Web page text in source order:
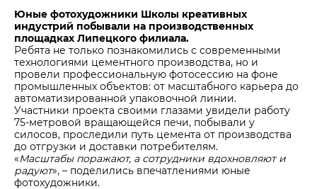
Юные фотохудожники Школы креативных
индустрий побывали на производственных
площадках Липецкого филиала.
Ребята не только познакомились с современными
технологиями цементного производства, но и
провели профессиональную фотосессию на фоне
промышленных объектов: от масштабного карьера до
автоматизированной упаковочной линии.
Участники проекта своими глазами увидели работу
75-метровой вращающейся печи, побывали у
силосов, проследили путь цемента от производства
до отгрузки и доставки потребителям.
«Масштабы поражают, а сотрудники вдохновляют и
радуют», – поделились впечатлениями юные
фотохудожники.
Контакты для СМИ
Служба доверия